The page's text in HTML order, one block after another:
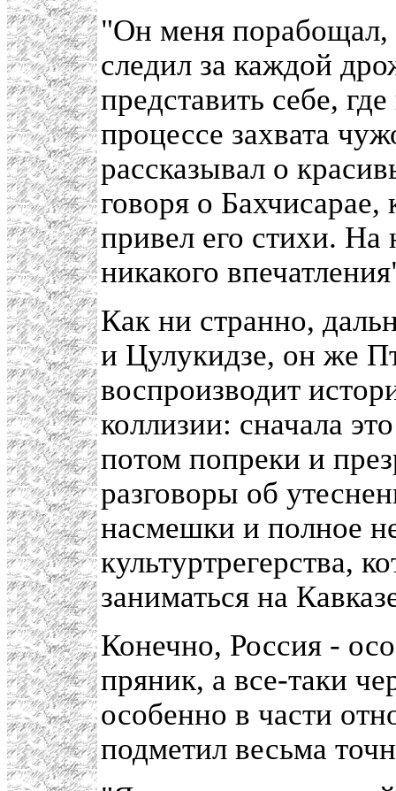
"Он меня порабощал,
следил за каждой
представить себе,
процессе захвата
рассказывал о
говоря о
привел его стихи. На
никакого
Как ни странно,
и Цулукидзе, он же
воспроизводит
коллизии: сначала
потом попреки и
разговоры об
насмешки и полное
культуртрегерства,
заниматься на
Конечно, Россия -
пряник, а все-таки
особенно в части
подметил весьма